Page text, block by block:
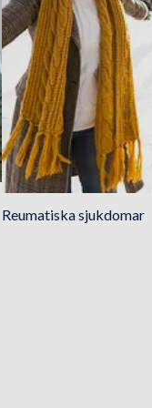
Reumatiska sjukdomar